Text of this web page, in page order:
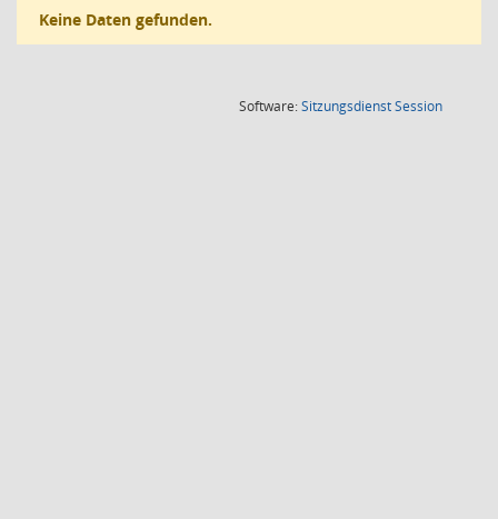
Keine Daten gefunden.
Software:SitzungsdienstSession(Wird in